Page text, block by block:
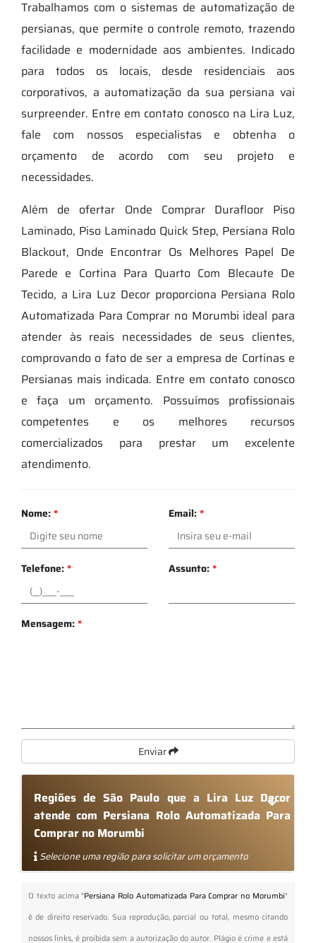
Trabalhamos com o sistemas de automatização de
persianas, que permite o controle remoto, trazendo
facilidade e modernidade aos ambientes. Indicado
para todos os locais, desde residenciais aos
corporativos, a automatização da sua persiana vai
surpreender. Entre em contato conosco na Lira Luz,
fale com nossos especialistas e obtenha o
orçamento de acordo com seu projeto e
necessidades.
Além de ofertar Onde Comprar Durafloor Piso
Laminado, Piso Laminado Quick Step, Persiana Rolo
Blackout, Onde Encontrar Os Melhores Papel De
Parede e Cortina Para Quarto Com Blecaute De
Tecido, a Lira Luz Decor proporciona Persiana Rolo
Automatizada Para Comprar no Morumbi ideal para
atender às reais necessidades de seus clientes,
comprovando o fato de ser a empresa de Cortinas e
Persianas mais indicada. Entre em contato conosco
e faça um orçamento. Possuímos profissionais
competentes e os melhores recursos
comercializados para prestar um excelente
atendimento.
Nome:* Email:*
Telefone:* Assunto:*
Mensagem:*
Enviar
Regiões de São Paulo que a Lira Luz Decor
atende com Persiana Rolo Automatizada Para
Comprar no Morumbi
Selecione uma região para solicitar um orçamento
O texto acima "Persiana Rolo Automatizada Para Comprar no Morumbi"
é de direito reservado. Sua reprodução, parcial ou total, mesmo citando
nossos links, é proibida sem a autorização do autor. Plágio é crime e está